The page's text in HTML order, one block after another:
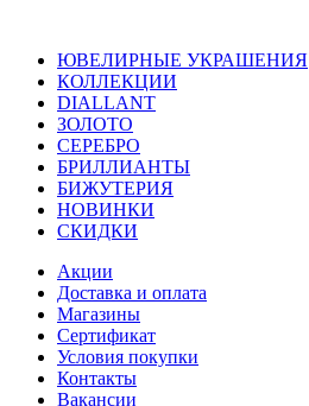
ЮВЕЛИРНЫЕ УКРАШЕНИЯ
КОЛЛЕКЦИИ
DIALLANT
ЗОЛОТО
СЕРЕБРО
БРИЛЛИАНТЫ
БИЖУТЕРИЯ
НОВИНКИ
СКИДКИ
Акции
Доставка и оплата
Магазины
Сертификат
Условия покупки
Контакты
Вакансии